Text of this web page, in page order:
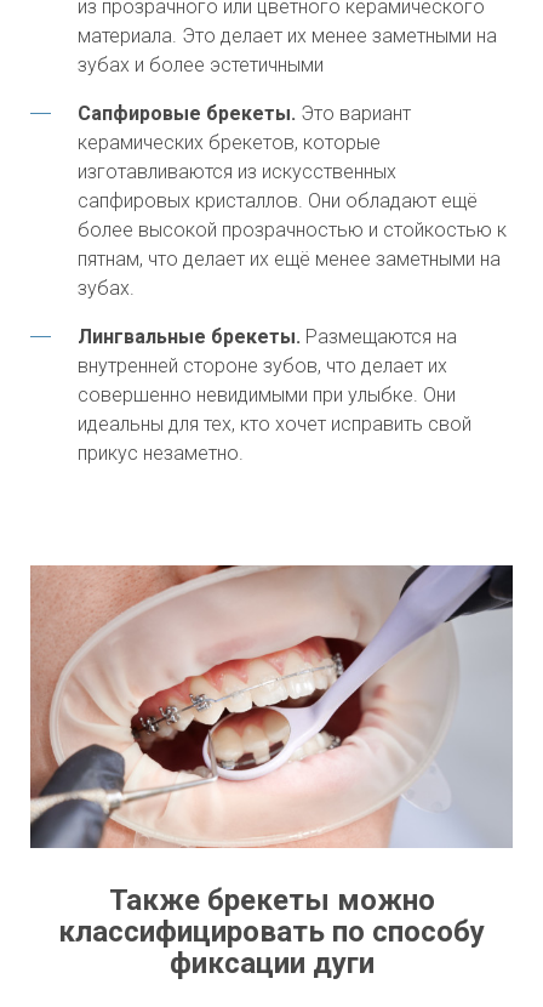
из прозрачного или цветного керамического
материала. Это делает их менее заметными на
зубах и более эстетичными
Сапфировые брекеты. Это вариант
керамических брекетов, которые
изготавливаются из искусственных
сапфировых кристаллов. Они обладают ещё
более высокой прозрачностью и стойкостью к
пятнам, что делает их ещё менее заметными на
зубах.
Лингвальные брекеты. Размещаются на
внутренней стороне зубов, что делает их
совершенно невидимыми при улыбке. Они
идеальны для тех, кто хочет исправить свой
прикус незаметно.
Также брекеты можно
классифицировать по способу
фиксации дуги